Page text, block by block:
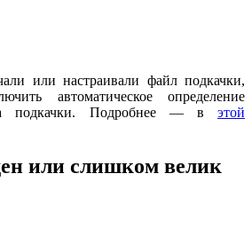
или настраивали файл подкачки,
автоматическое определение
подкачки. Подробнее — в этой
или слишком велик